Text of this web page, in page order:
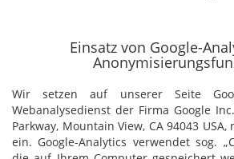
Einsatz von Google-
Wir setzen auf unserer Seite
Webanalysedienst der Firma Google
Parkway, Mountain View, CA 94043 USA,
ein. Google-Analytics verwendet sog.